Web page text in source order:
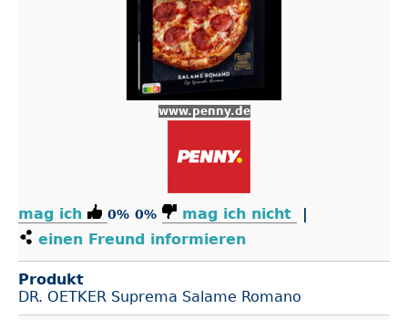
www.penny.de
mag ich 0% 0% mag ich nicht
einen Freund informieren
Produkt
DR. OETKER Suprema Salame Romano